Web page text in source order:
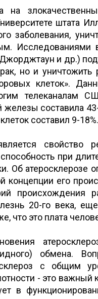
на
штата
заболевания,
Исследованиями
и др.)
но и
клеток».
телеканалам
составила
составил 9-18%.
свойство
при
Об атеросклерозе
концепции его
происхождения
20-го века,
что это плата
обмена.
с общим
- это
в